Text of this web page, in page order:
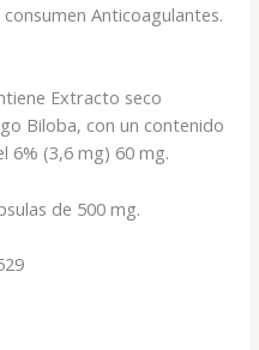
Anticoagulantes.
Extracto seco
Biloba, con un contenido
6% (3,6 mg) 60 mg.
de 500 mg.